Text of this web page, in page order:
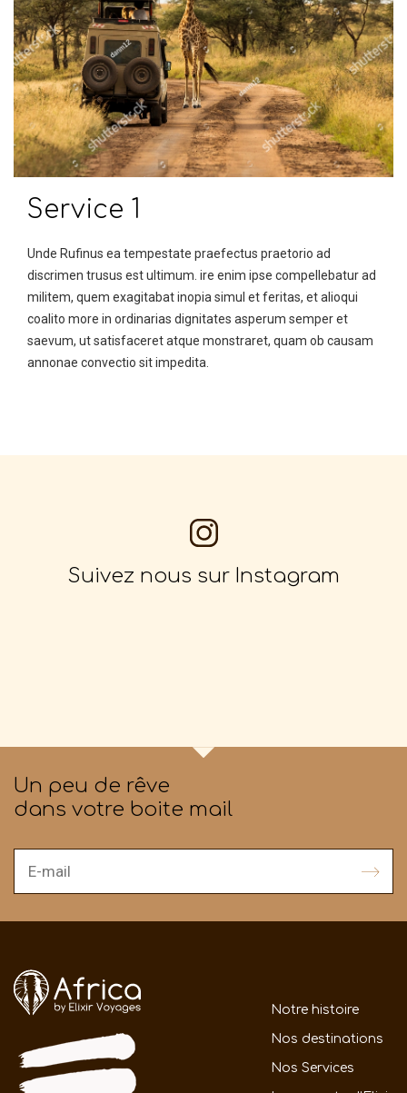
Service 1
Unde Rufinus ea tempestate praefectus praetorio ad
discrimen trusus est ultimum. ire enim ipse compellebatur ad
militem, quem exagitabat inopia simul et feritas, et alioqui
coalito more in ordinarias dignitates asperum semper et
saevum, ut satisfaceret atque monstraret, quam ob causam
annonae convectio sit impedita.
Suivez nous sur Instagram
Notre histoire
Nos destinations
Nos Services
Un peu de rêve
dans votre boite mail